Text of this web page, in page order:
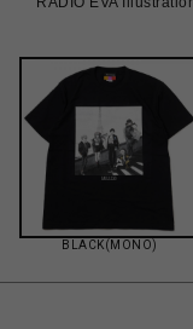
BLACK(MONO)